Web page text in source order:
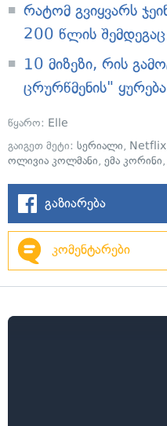
რატომ გვიყვარს
200 წლის შემდეგაც
10 მიზეზი, რის
ცრურწმენის"
წყარო: Elle
გაიგეთ მეტი: სერიალი, Netflix
ოლივია კოლმანი, ემა კორინი,
გაზიარება
კომენტარები